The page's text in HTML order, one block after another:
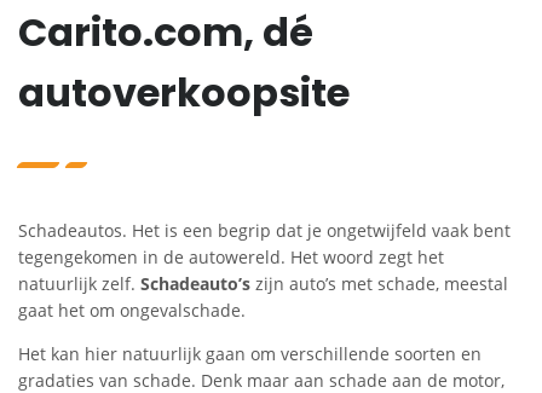
Carito.com, dé
autoverkoopsite
Schadeautos. Het is een begrip dat je ongetwijfeld vaak bent
tegengekomen in de autowereld. Het woord zegt het
natuurlijk zelf. Schadeauto’s zijn auto’s met schade, meestal
gaat het om ongevalschade.
Het kan hier natuurlijk gaan om verschillende soorten en
gradaties van schade. Denk maar aan schade aan de motor,